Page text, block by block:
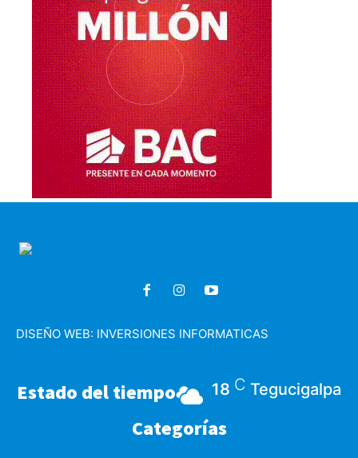
DISEÑO WEB: INVERSIONES INFORMATICAS
Estado del tiempo 18 C Tegucigalpa
Categorías